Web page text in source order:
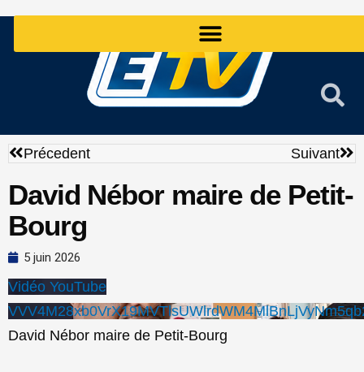
Précédent
Précedent Suivant
David Nébor maire de Petit-
Bourg
5 juin 2026
Vidéo YouTube
David Nébor maire de Petit-Bourg